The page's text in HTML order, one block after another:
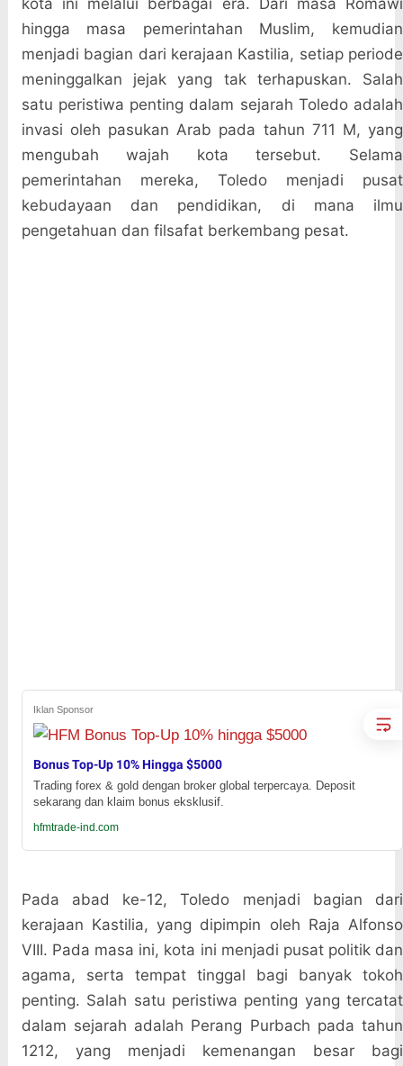
kota ini melalui berbagai era. Dari masa Romawi
hingga masa pemerintahan Muslim, kemudian
menjadi bagian dari kerajaan Kastilia, setiap periode
meninggalkan jejak yang tak terhapuskan. Salah
satu peristiwa penting dalam sejarah Toledo adalah
invasi oleh pasukan Arab pada tahun 711 M, yang
mengubah wajah kota tersebut. Selama
pemerintahan mereka, Toledo menjadi pusat
kebudayaan dan pendidikan, di mana ilmu
pengetahuan dan filsafat berkembang pesat.
Iklan Sponsor
Bonus Top-Up 10% Hingga $5000
Trading forex & gold dengan broker global terpercaya. Deposit
sekarang dan klaim bonus eksklusif.
hfmtrade-ind.com
Pada abad ke-12, Toledo menjadi bagian dari
kerajaan Kastilia, yang dipimpin oleh Raja Alfonso
VIII. Pada masa ini, kota ini menjadi pusat politik dan
agama, serta tempat tinggal bagi banyak tokoh
penting. Salah satu peristiwa penting yang tercatat
dalam sejarah adalah Perang Purbach pada tahun
1212, yang menjadi kemenangan besar bagi